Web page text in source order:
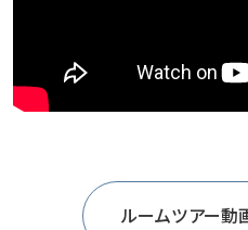
ルームツアー動